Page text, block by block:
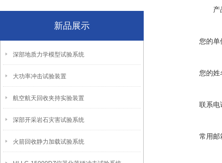
新品展示
深部地质力学模型试验系统
大功率冲击试验装置
航空航天回收夹持实验装置
深部开采岩石灾害试验系统
火箭回收静力加载试验系统
产
您的单
您的姓
联系电
常用邮